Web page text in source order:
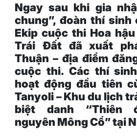
Ngay sau khi gia
chung”, đoàn thí sinh
Ekip cuộc thi Hoa
Trái Đất đã xuất
Thuận – địa điểm
cuộc thi. Các thí
hoạt động đầu tiên
Tanyoli – Khu du lịch
biệt danh “Thiên
nguyên Mông Cổ” tại